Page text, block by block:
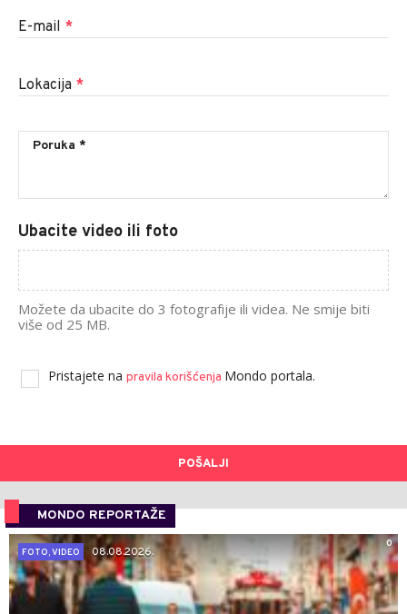
E-mail *
Lokacija *
Ubacite video ili foto
Možete da ubacite do 3 fotografije ili videa. Ne smije biti
više od 25 MB.
Pristajete na pravila korišćenja Mondo portala.
POŠALJI
MONDO REPORTAŽE
0
FOTO, VIDEO
08.08.2026.